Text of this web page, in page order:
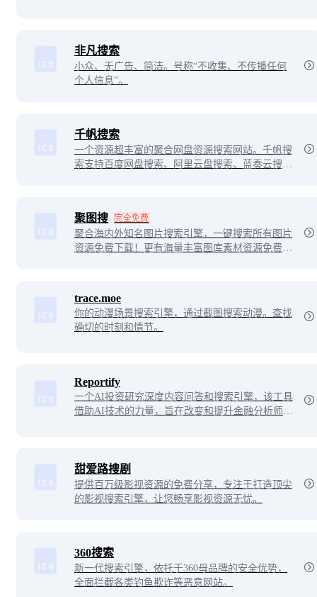
非凡搜索
小众、无广告、简洁。号称“不收集、不传播任何
个人信息”。
千帆搜索
一个资源超丰富的聚合网盘资源搜索网站。千帆搜
索支持百度网盘搜索、阿里云盘搜索、蓝奏云搜
聚图搜 完全免费
聚合海内外知名图片搜索引擎，一键搜索所有图片
资源免费下载！更有海量丰富图库素材资源免费获
trace.moe
你的动漫场景搜索引擎，通过截图搜索动漫。查找
确切的时刻和情节。
Reportify
一个AI投资研究深度内容问答和搜索引擎，该工具
借助AI技术的力量，旨在改变和提升金融分析师处
甜爱路搜剧
提供百万级影视资源的免费分享，专注于打造顶尖
的影视搜索引擎，让您畅享影视资源无忧。
360搜索
新一代搜索引擎，依托于360母品牌的安全优势，
全面拦截各类钓鱼欺诈等恶意网站。